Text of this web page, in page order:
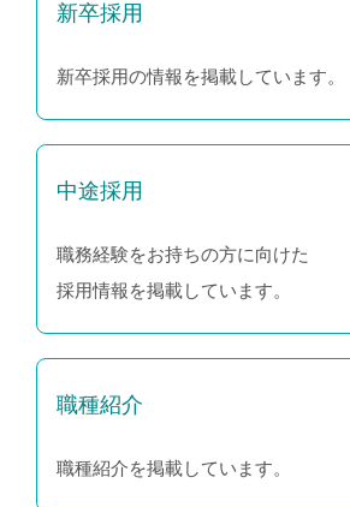
新卒採用
新卒採用の情報を掲載しています。
中途採用
職務経験をお持ちの方に向けた
採用情報を掲載しています。
職種紹介
職種紹介を掲載しています。